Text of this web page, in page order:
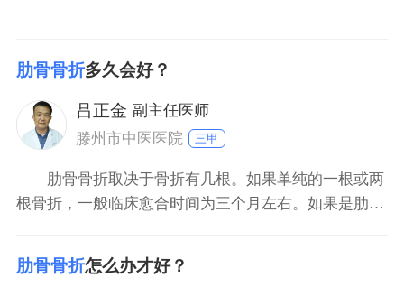
肋骨骨折多久会好？
吕正金 副主任医师
滕州市中医医院
三甲
肋骨骨折取决于骨折有几根。如果单纯的一根或两
根骨折，一般临床愈合时间为三个月左右。如果是肋骨
以上的时间才会愈合。如果同时合并肺挫伤或者胸膜损
伤时，则需要更长的时间。单纯的肋骨骨折可以采用胸
肋骨骨折怎么办才好？